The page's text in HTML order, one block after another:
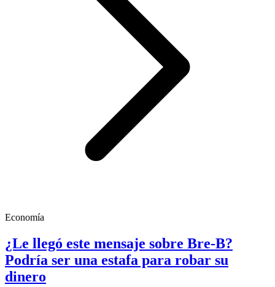
Economía
¿Le llegó este mensaje sobre Bre-B?
Podría ser una estafa para robar su
dinero